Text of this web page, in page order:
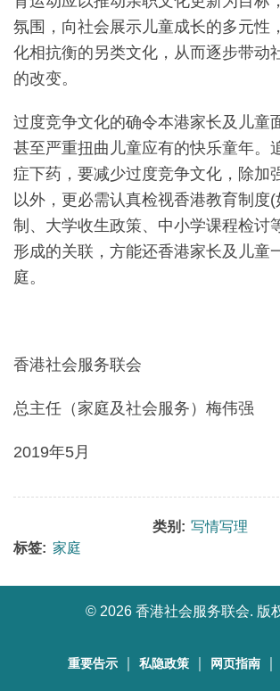
氛围，向社会展示儿童成长的多元性
化相抗衡的另类文化，从而逐步带动
的改变。
过度竞争文化的确令本港家长及儿童
甚至严重扭曲儿童应有的快乐童年。
症下药，要减少过度竞争文化，除加
以外，更必需认真检视香港教育制度
制、大学收生政策、中小学课程检讨
形成的关联，方能还香港家长及儿童
庭。
香港社会服务联会
总主任（家庭及社会服务）梅伟强
2019年5月
类别: 写情写理
标签: 家庭
© 2026 香港社会服务联会. 版
重要告示 私隐政策 网页指南